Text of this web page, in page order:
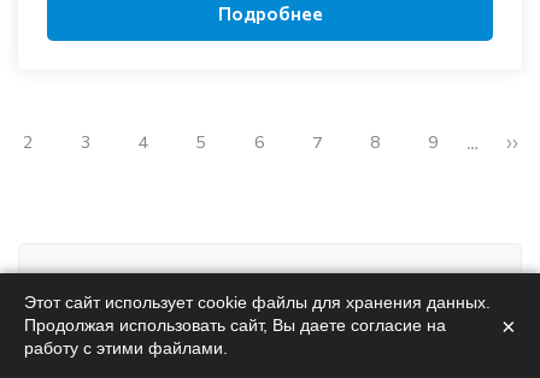
Подробнее
2 3 4 5 6 7 8 9 … ››
Поможемподобрать
пансионат
Этот сайт использует cookie файлы для хранения данных.
Продолжая использовать сайт, Вы даете согласие на
работу с этими файлами.
×